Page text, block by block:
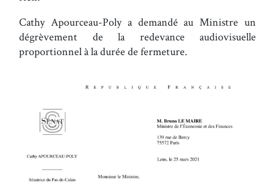
Cathy Apourceau-Poly a demandé au Ministre un
dégrèvement de la redevance audiovisuelle
proportionnel à la durée de fermeture.